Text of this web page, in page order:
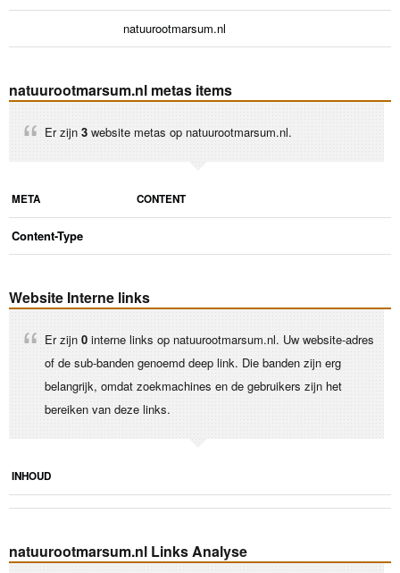
natuurootmarsum.nl
natuurootmarsum.nl metas items
Er zijn 3 website metas op natuurootmarsum.nl.
META CONTENT
Content-Type
Website Interne links
Er zijn 0 interne links op natuurootmarsum.nl. Uw website-adres
of de sub-banden genoemd deep link. Die banden zijn erg
belangrijk, omdat zoekmachines en de gebruikers zijn het
bereiken van deze links.
INHOUD
natuurootmarsum.nl Links Analyse